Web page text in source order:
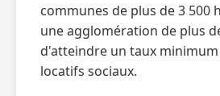
communes de plus de 3 500
une agglomération de plus
d'atteindre un taux
locatifs sociaux.